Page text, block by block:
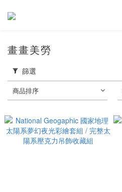
畫畫美勞
篩選
商品排序